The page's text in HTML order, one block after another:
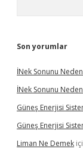
Son yorumlar
İNek Sonunu
İNek Sonunu
Güneş Enerjisi
Güneş Enerjisi
Liman Ne Demek